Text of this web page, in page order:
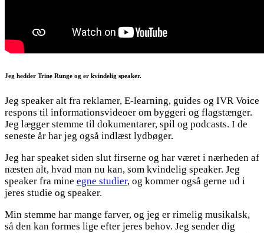
Jeg hedder Trine Runge og er kvindelig speaker.
Jeg speaker alt fra reklamer, E-learning, guides og IVR Voice
respons til informationsvideoer om byggeri og flagstænger.
Jeg lægger stemme til dokumentarer, spil og podcasts. I de
seneste år har jeg også indlæst lydbøger.
Jeg har speaket siden slut firserne og har været i nærheden af
næsten alt, hvad man nu kan, som kvindelig speaker. Jeg
speaker fra mine egne studier, og kommer også gerne ud i
jeres studie og speaker.
Min stemme har mange farver, og jeg er rimelig musikalsk,
så den kan formes lige efter jeres behov. Jeg sender dig